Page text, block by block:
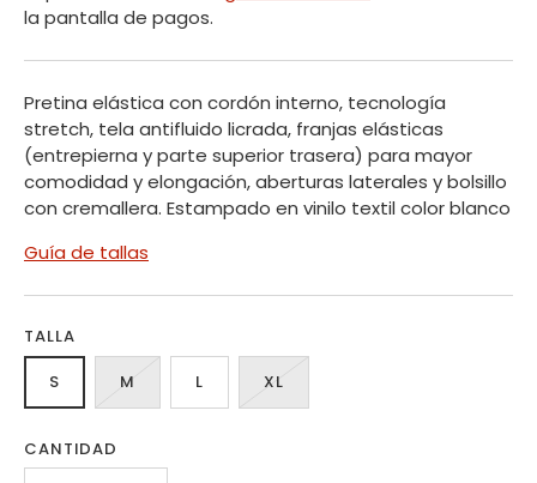
la pantalla de pagos.
Pretina elástica con cordón interno, tecnología
stretch, tela antifluido licrada, franjas elásticas
(entrepierna y parte superior trasera) para mayor
comodidad y elongación, aberturas laterales y bolsillo
con cremallera. Estampado en vinilo textil color blanco
Guía de tallas
TALLA
S
M L XL
CANTIDAD